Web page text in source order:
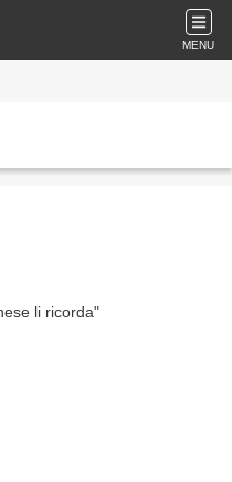
MENU